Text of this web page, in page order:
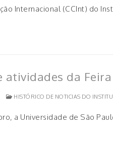
Internacional (CCInt) do
da
HISTÓRICO DE NOTICIAS DO
a Universidade de São